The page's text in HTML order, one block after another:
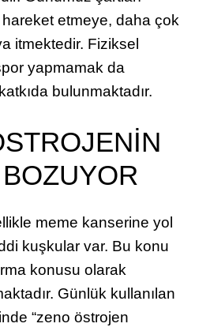
etmeye, daha çok
itmektedir. Fiziksel
yapmamak da
bulunmaktadır.
meme kanserine yol
kuşkular var. Bu konu
konusu olarak
Günlük kullanılan
“zeno östrojen